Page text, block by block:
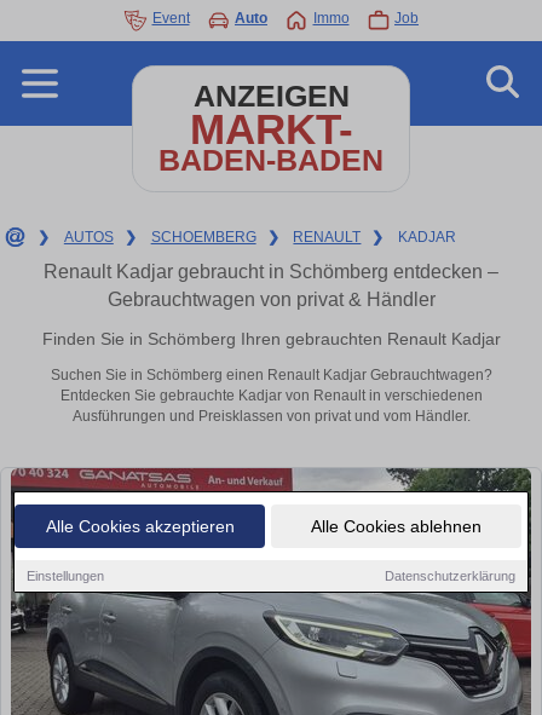
Alle Cookies akzeptieren Alle Cookies ablehnen
Einstellungen Datenschutzerklärung
Event Auto Immo Job
ANZEIGEN
MARKT-
BADEN-BADEN
❯ AUTOS ❯ SCHOEMBERG ❯ RENAULT ❯ KADJAR
Renault Kadjar gebraucht in Schömberg entdecken –
Gebrauchtwagen von privat & Händler
Finden Sie in Schömberg Ihren gebrauchten Renault Kadjar
Suchen Sie in Schömberg einen Renault Kadjar Gebrauchtwagen?
Entdecken Sie gebrauchte Kadjar von Renault in verschiedenen
Ausführungen und Preisklassen von privat und vom Händler.